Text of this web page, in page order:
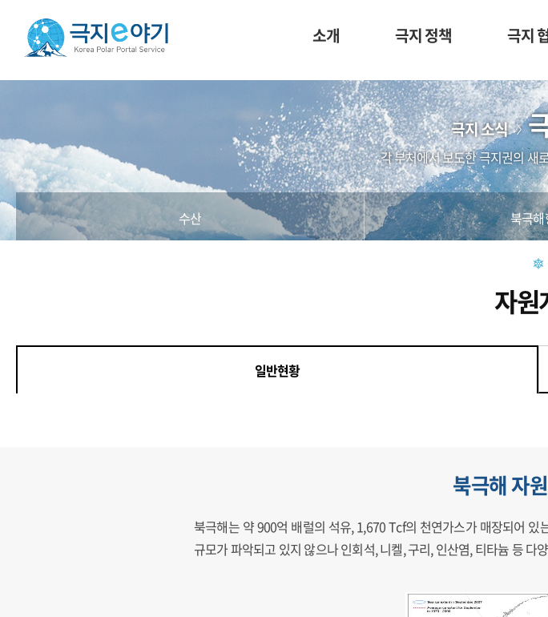
소개 극지 정책 극지
극지 소식
각 부처에서 보도한 극지권의 새
수산 북극
자원
일반현황
북극해 자
북극해는 약 900억 배럴의 석유, 1,670 Tcf의 천연가스가 매장되어
규모가 파악되고 있지 않으나 인회석, 니켈, 구리, 인산염, 티타늄 등